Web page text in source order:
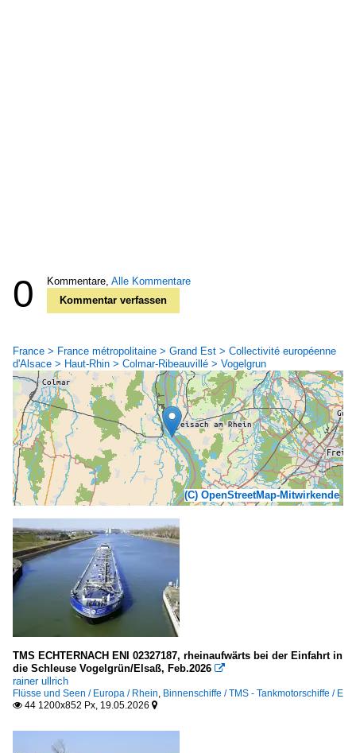
0 Kommentare, Alle Kommentare
Kommentar verfassen
France > France métropolitaine > Grand Est > Collectivité européenne
d'Alsace > Haut-Rhin > Colmar-Ribeauvillé > Vogelgrun
(C) OpenStreetMap-Mitwirkende
TMS ECHTERNACH ENI 02327187, rheinaufwärts bei der Einfahrt in
die Schleuse Vogelgrün/Elsaß, Feb.2026 
rainer ullrich
Flüsse und Seen / Europa / Rhein Binnenschiffe / TMS - Tankmotorschiffe / E
 44 1200x852 Px, 19.05.2026 